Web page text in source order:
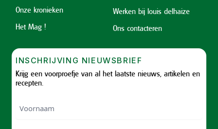
Onze kronieken
Het Mag !
Werken bij louis delhaize
Ons contacteren
INSCHRIJVING NIEUWSBRIEF
Krijg een voorproefje van al het laatste nieuws, artikelen en
recepten.